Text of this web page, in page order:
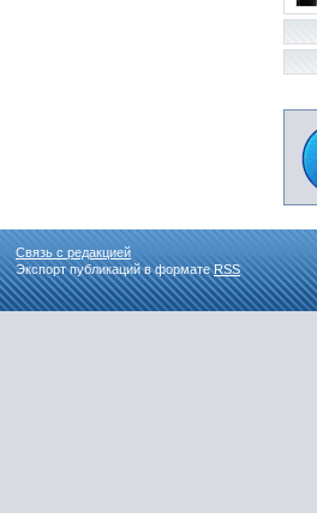
Связь с редакцией
Экспорт публикаций в форматеRSS